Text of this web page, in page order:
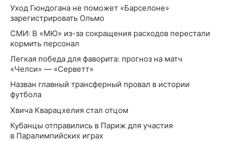
Уход Гюндогана не поможет «Барселоне»
зарегистрировать Ольмо
СМИ: В «МЮ» из-за сокращения расходов перестали
кормить персонал
Легкая победа для фаворита: прогноз на матч
«Челси» — «Серветт»
Назван главный трансферный провал в истории
футбола
Хвича Кварацхелия стал отцом
Кубанцы отправились в Париж для участия
в Паралимпийских играх